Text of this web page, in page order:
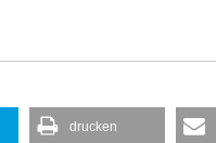
drucken